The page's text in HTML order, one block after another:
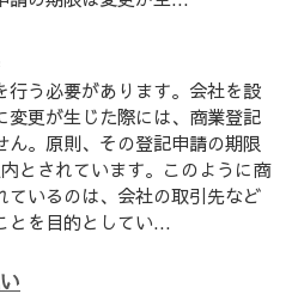
行う必要があります。会社を設
変更が生じた際には、商業登記
ん。原則、その登記申請の期限
とされています。このように商
ているのは、会社の取引先など
とを目的としてい...